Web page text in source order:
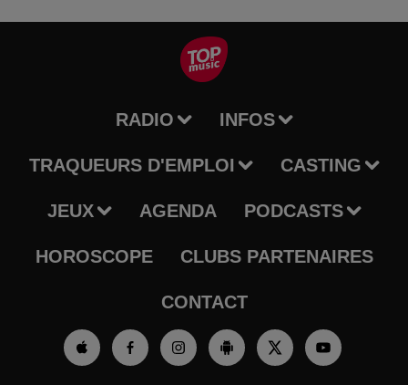
RADIO INFOS
TRAQUEURS D'EMPLOI CASTING
JEUX AGENDA PODCASTS
HOROSCOPE CLUBS PARTENAIRES
CONTACT